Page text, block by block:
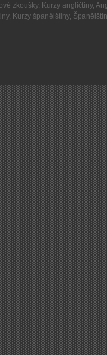
zkoušky, Kurzy angličtiny,
, Kurzy španělštiny,